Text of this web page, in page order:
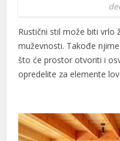
Rustični stil može biti vrlo
muževnosti. Takođe
što će prostor otvoriti i
opredelite za elemente